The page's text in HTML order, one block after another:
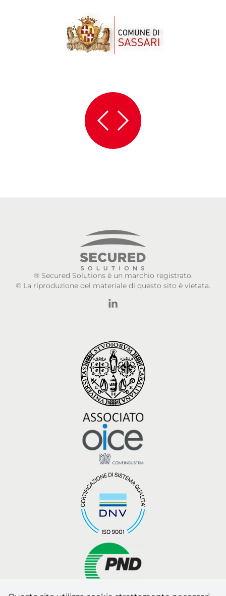
® Secured Solutions è un marchio registrato.
© La riproduzione del materiale di questo sito è vietata.